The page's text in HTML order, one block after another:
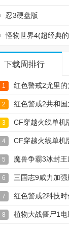
忍3硬盘版
怪物世界4(超经典
险游戏)
下载周排行
1 红色警戒2尤里的
2 红色警戒2共和国
版
3 CF穿越火线单机
4 CF穿越火线单机
5 魔兽争霸3冰封
6 三国志9威力加强
7 红色警戒2科技时
8 植物大战僵尸1电